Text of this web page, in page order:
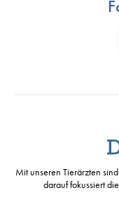
Mit unseren Tierärzten
darauf fokussiert